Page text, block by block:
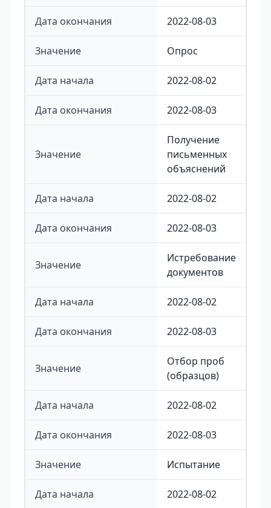
Дата окончания 2022-08-03
Значение Опрос
Дата начала 2022-08-02
Дата окончания 2022-08-03
Значение
Получение
письменных
объяснений
Дата начала 2022-08-02
Дата окончания 2022-08-03
Значение
Истребование
документов
Дата начала 2022-08-02
Дата окончания 2022-08-03
Значение
Отбор проб
(образцов)
Дата начала 2022-08-02
Дата окончания 2022-08-03
Значение Испытание
Дата начала 2022-08-02